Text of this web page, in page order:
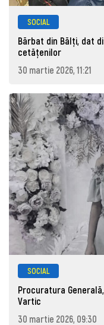
SOCIAL
Bărbat din Bălți, dat
cetăţenilor
30 martie 2026, 11:21
SOCIAL
Procuratura
Vartic
30 martie 2026, 09:30